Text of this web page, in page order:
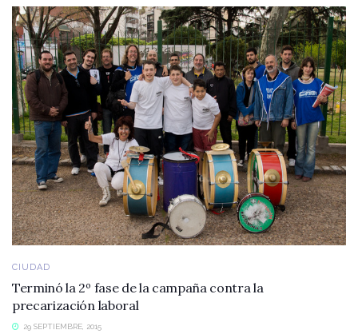
CIUDAD
Terminó la 2º fase de la campaña contra la
precarización laboral
29 SEPTIEMBRE, 2015